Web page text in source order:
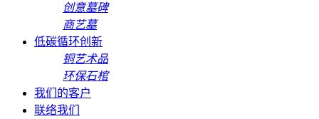
创意墓碑
商艺墓
低碳循环创新
铜艺术品
环保石棺
我们的客户
联络我们